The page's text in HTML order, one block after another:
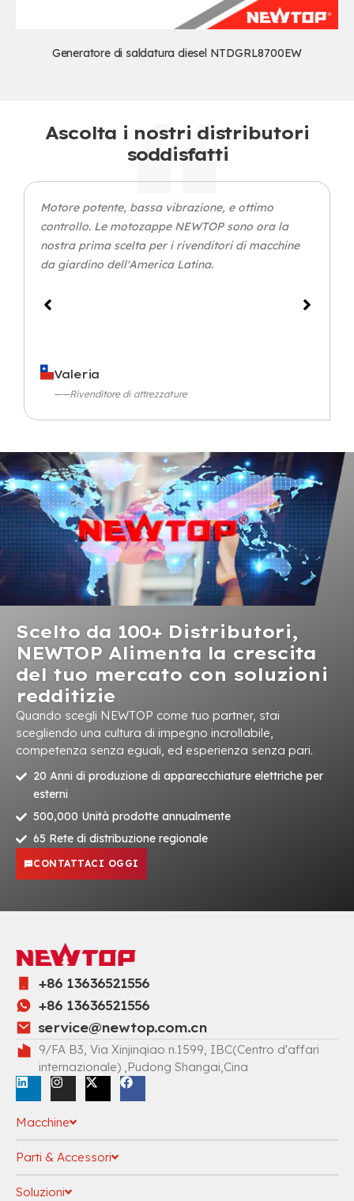
Generatore di saldatura diesel NTDGRL8700EW
Ascolta i nostri distributori
soddisfatti
Motore potente, bassa vibrazione, e ottimo
controllo. Le motozappe NEWTOP sono ora la
nostra prima scelta per i rivenditori di macchine
da giardino dell'America Latina.
Valeria
——Rivenditore di attrezzature
Scelto da 100+ Distributori,
NEWTOP Alimenta la crescita
del tuo mercato con soluzioni
redditizie
Quando scegli NEWTOP come tuo partner, stai
scegliendo una cultura di impegno incrollabile,
competenza senza eguali, ed esperienza senza pari.
20 Anni di produzione di apparecchiature elettriche per
esterni
500,000 Unità prodotte annualmente
65 Rete di distribuzione regionale
CONTATTACI OGGI
+86 13636521556
+86 13636521556
service@newtop.com.cn
9/FA B3, Via Xinjinqiao n.1599, IBC(Centro d'affari
internazionale) ,Pudong Shangai,Cina
Macchine
Parti & Accessori
Soluzioni